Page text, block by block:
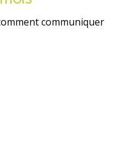
communiquer